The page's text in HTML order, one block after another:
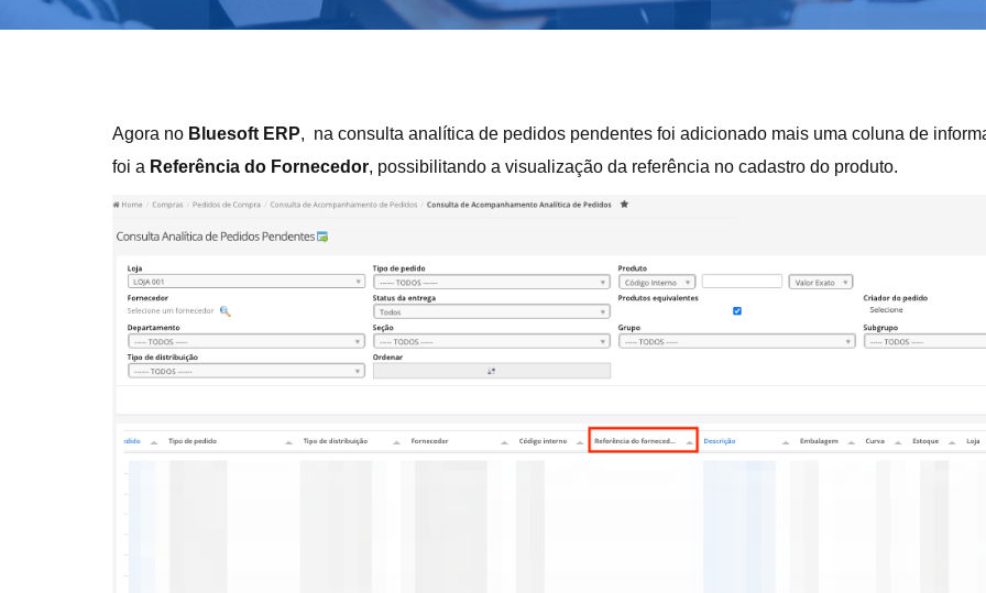
Agora no Bluesoft ERP, na consulta analítica de pedidos pendentes foi adicionado mais uma coluna de
foi a Referência do Fornecedor, possibilitando a visualização da referência no cadastro do produto.